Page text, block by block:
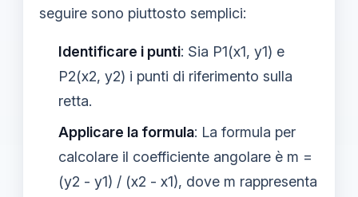
seguire sono piuttosto semplici:
Identificare i punti: Sia P1(x1, y1) e
P2(x2, y2) i punti di riferimento sulla
retta.
Applicare la formula: La formula per
calcolare il coefficiente angolare è m =
(y2 - y1) / (x2 - x1), dove m rappresenta